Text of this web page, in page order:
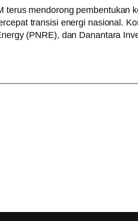
mendorong pembentukan
transisi energi nasional.
(PNRE), dan Danantara